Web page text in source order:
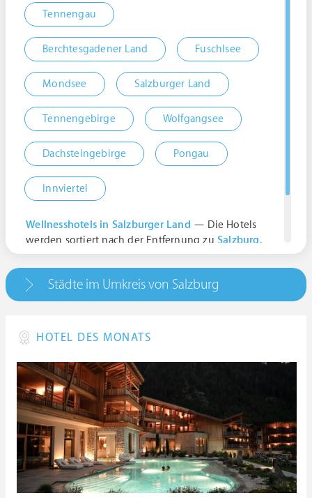
Tennengau
Berchtesgadener Land Fuschlsee
Mondsee Salzburger Land
Tennengebirge Wolfgangsee
Dachsteingebirge Pongau
Innviertel
Wellnesshotels in Salzburger Land — Die Hotels
werden sortiert nach der Entfernung zu Salzburg.
Weitere Ergebnisse:
Salzburg, Österreich | Salzburg
Städte im Umkreis von Salzburg
HOTEL DES MONATS